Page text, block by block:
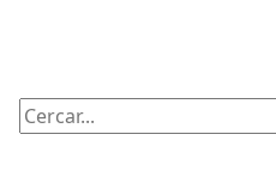
Cercar: